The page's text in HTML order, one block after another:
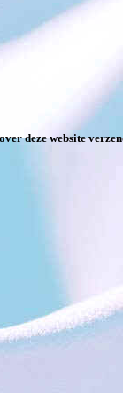
deze website